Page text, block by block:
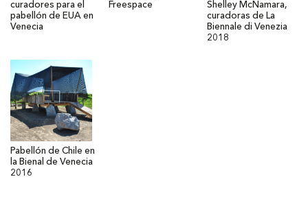
curadores para el
pabellón de EUA en
Venecia
Freespace
Shelley McNamara,
curadoras de La
Biennale di Venezia
2018
Pabellón de Chile en
la Bienal de Venecia
2016